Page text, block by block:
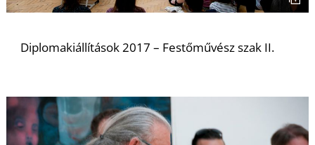
Diplomakiállítások 2017 – Festőművész szak II.